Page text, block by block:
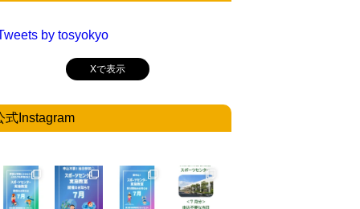
by tosyokyo
Xで表示
式Instagram